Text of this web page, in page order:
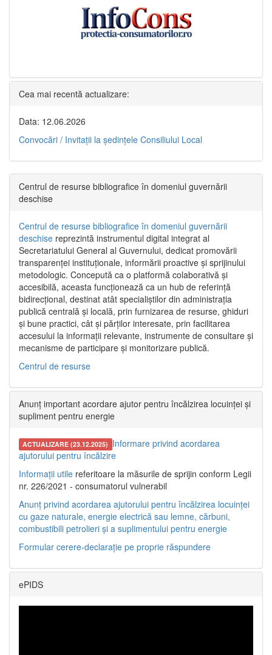
Cea mai recentă actualizare:
Data: 12.06.2026
Convocări / Invitaţii la şedinţele Consiliului Local
Centrul de resurse bibliografice în domeniul guvernării
deschise
Centrul de resurse bibliografice în domeniul guvernării
deschise reprezintă instrumentul digital integrat al
Secretariatului General al Guvernului, dedicat promovării
transparenței instituționale, informării proactive și sprijinului
metodologic. Concepută ca o platformă colaborativă și
accesibilă, aceasta funcționează ca un hub de referință
bidirecțional, destinat atât specialiștilor din administrația
publică centrală și locală, prin furnizarea de resurse, ghiduri
și bune practici, cât și părților interesate, prin facilitarea
accesului la informații relevante, instrumente de consultare și
mecanisme de participare și monitorizare publică.
Centrul de resurse
Anunț important acordare ajutor pentru încălzirea locuinței și
supliment pentru energie
ACTUALIZARE (23.12.2025) Informare privind acordarea
ajutorului pentru încălzire
Informații utile referitoare la măsurile de sprijin conform Legii
nr. 226/2021 - consumatorul vulnerabil
Anunț privind acordarea ajutorului pentru încălzirea locuinței
cu gaze naturale, energie electrică sau lemne, cărbuni,
combustibili petrolieri și a suplimentului pentru energie
Formular cerere-declarație pe proprie răspundere
ePIDS